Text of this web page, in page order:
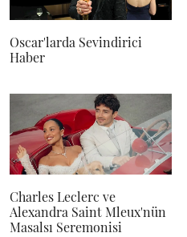
Oscar'larda Sevindirici
Haber
Charles Leclerc ve
Alexandra Saint Mleux'nün
Masalsı Seremonisi